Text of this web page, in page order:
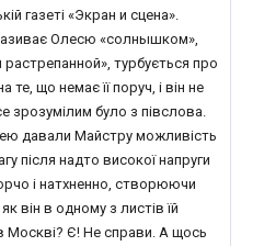
газеті «Экран и сцена».
Олесю «солнышком»,
турбується про
те, що немає її поруч, і він не
було з півслова.
давали Майстру можливість
після надто високої напруги
і натхненно, створюючи
він в одному з листів їй
Москві? Є! Не справи. А щось